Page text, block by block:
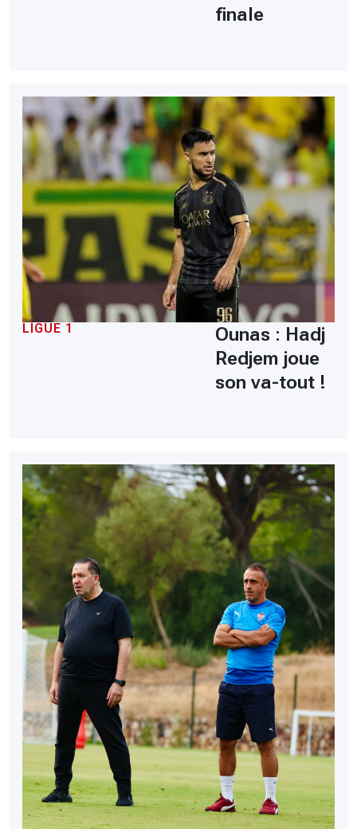
finale
LIGUE 1
Ounas : Hadj
Redjem joue
son va-tout !